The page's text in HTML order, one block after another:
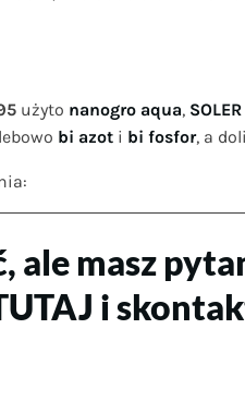
użyto nanogro aqua,
bi azot i bi fosfor, a
ale masz
i